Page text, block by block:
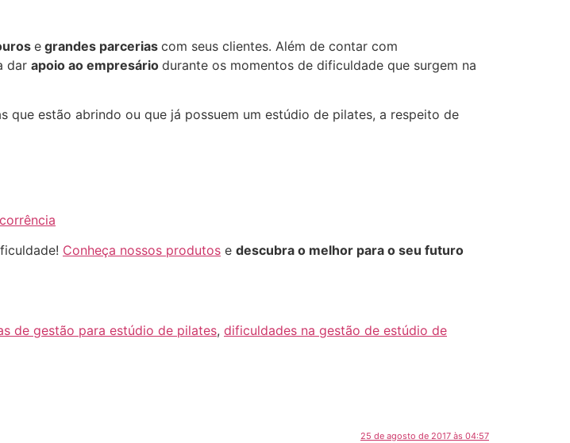
e grandes parcerias com seus clientes. Além de contar com
dar apoio ao empresário durante os momentos de dificuldade que surgem na
que estão abrindo ou que já possuem um estúdio de pilates, a respeito de
Conheça nossos produtos e descubra o melhor para o seu futuro
de gestão para estúdio de pilates, dificuldades na gestão de estúdio de
25 de agosto de 2017 às 04:57